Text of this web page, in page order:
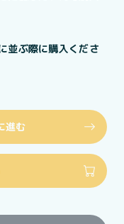
並ぶ際に購入くださ
進む